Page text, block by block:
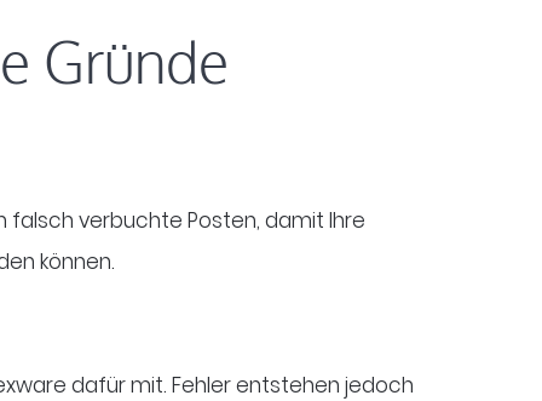
Gründe
falsch verbuchte Posten, damit Ihre
können.
dafür mit. Fehler entstehen jedoch